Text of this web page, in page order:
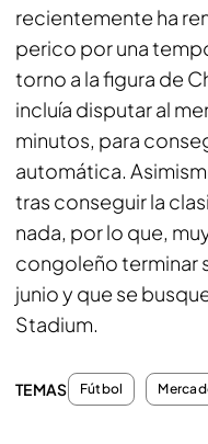
recientemente ha
perico por una
torno a la figura de
incluía disputar al
minutos, para
automática.
tras conseguir la
nada, por lo que,
congoleño terminar
junio y que se
Stadium.
TEMAS Fútbol